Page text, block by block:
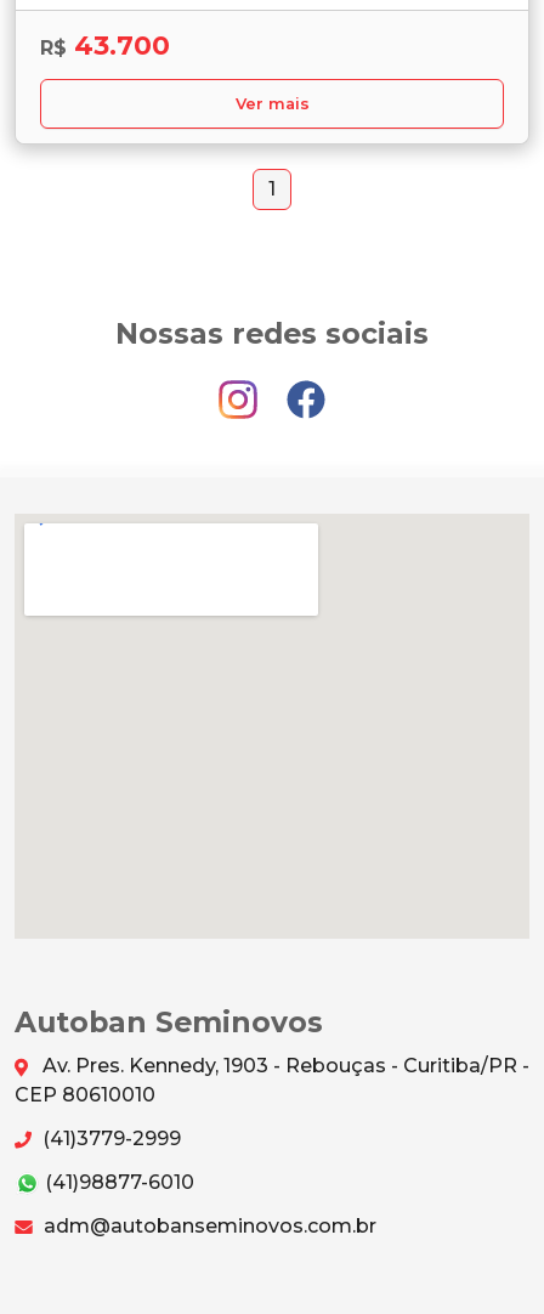
R$ 43.700
Ver mais
1
Nossas redes sociais
Autoban Seminovos
Av. Pres. Kennedy, 1903 - Rebouças - Curitiba/PR -
CEP 80610010
(41)3779-2999
(41)98877-6010
adm@autobanseminovos.com.br